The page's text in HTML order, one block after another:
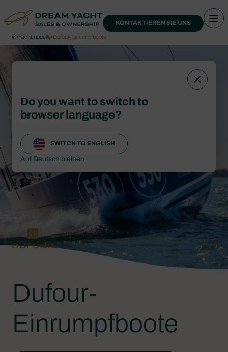
KONTAKTIEREN SIE UNS
›Yachtmodelle›Dufour-Einrumpfboote
Dufour-
Einrumpfboote
Do you want to switch to
browser language?
SWITCH TO ENGLISH
Auf Deutsch bleiben